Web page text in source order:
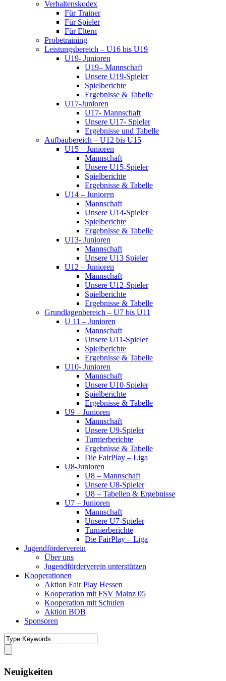
Verhaltenskodex
Für Trainer
Für Spieler
Für Eltern
Probetraining
Leistungsbereich – U16 bis U19
U19- Junioren
U19– Mannschaft
Unsere U19-Spieler
Spielberichte
Ergebnisse & Tabelle
U17-Junioren
U17- Mannschaft
Unsere U17- Spieler
Ergebnisse und Tabelle
Aufbaubereich – U12 bis U15
U15 – Junioren
Mannschaft
Unsere U15-Spieler
Spielberichte
Ergebnisse & Tabelle
U14 – Junioren
Mannschaft
Unsere U14-Spieler
Spielberichte
Ergebnisse & Tabelle
U13- Junioren
Mannschaft
Unsere U13 Spieler
U12 – Junioren
Mannschaft
Unsere U12-Spieler
Spielberichte
Ergebnisse & Tabelle
Grundlagenbereich – U7 bis U11
U 11 – Junioren
Mannschaft
Unsere U11-Spieler
Spielberichte
Ergebnisse & Tabelle
U10- Junioren
Mannschaft
Unsere U10-Spieler
Spielberichte
Ergebnisse & Tabelle
U9 – Junioren
Mannschaft
Unsere U9-Spieler
Turnierberichte
Ergebnisse & Tabelle
Die FairPlay – Liga
U8-Junioren
U8 – Mannschaft
Unsere U8-Spieler
U8 – Tabellen & Ergebnisse
U7 – Junioren
Mannschaft
Unsere U7-Spieler
Turnierberichte
Die FairPlay – Liga
Jugendförderverein
Über uns
Jugendförderverein unterstützen
Kooperationen
Aktion Fair Play Hessen
Kooperation mit FSV Mainz 05
Kooperation mit Schulen
Aktion BOB
Sponsoren
Neuigkeiten